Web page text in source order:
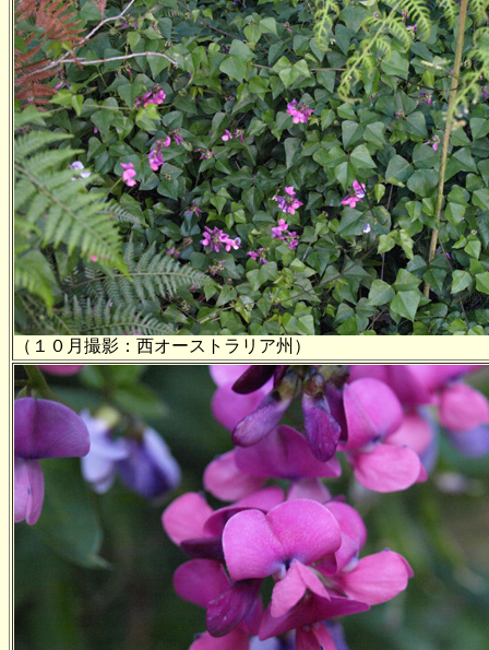
（１０月撮影：西オーストラリア州）